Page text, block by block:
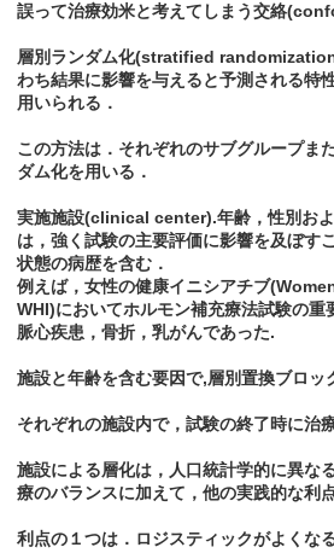
誤って治療効米と考えてしまう交絡
層別ランダム化(stratified
わち結果に影響を与えると予測される特
用いられる．
この方法は．それぞれのサブグループま
ダム化を用いる．
実施施設(clinical center).年齢，性別お
は，強く試験の主要評価に影響を及ぼす
状態の病歴を含む．
例えば，女性の健康イニシアチブ
WHI)においてホルモン補充療法試験の重
脈心疾患，骨折，乳がんであった.
施設と年齢を含む要因で,層別置換ブロッ
それぞれの施設内で，試験の終了時に治
施設による層化は，人口統計学的に異な
療のバランスに加えて，他の実践的な利
利点の１つは．ロジスティックがよくな